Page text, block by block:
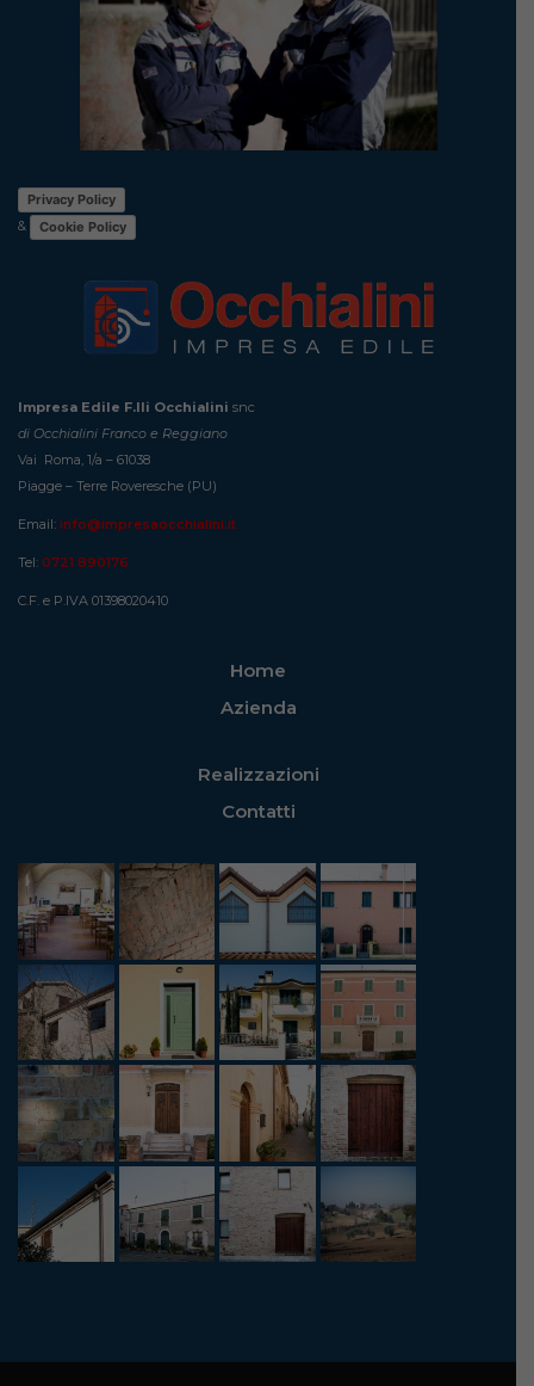
Privacy Policy
&
Cookie Policy
Impresa Edile F.lli Occhialini snc
di Occhialini Franco e Reggiano
Vai Roma, 1/a – 61038
Piagge – Terre Roveresche (PU)
Email: info@impresaocchialini.it
Tel: 0721 890176
C.F. e P.IVA 01398020410
Home
Azienda
Realizzazioni
Contatti